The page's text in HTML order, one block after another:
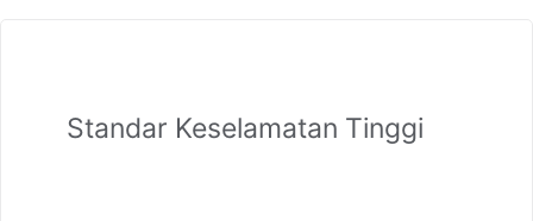
Standar Keselamatan Tinggi